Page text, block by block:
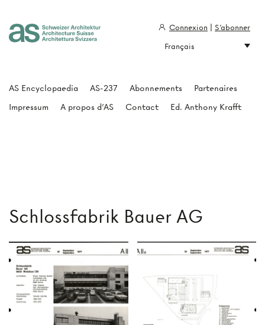
Schlossfabrik Bauer AG
AS Encyclopaedia AS-237 Abonnements
Partenaires
Impressum
A propos d'AS Contact Ed. Anthony Krafft
Connexion
S'abonner
Français